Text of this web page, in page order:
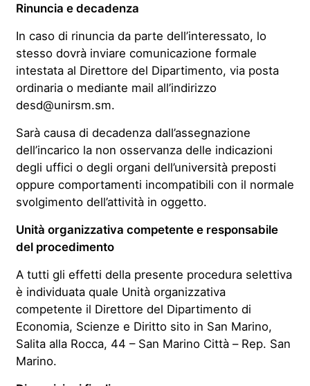
Rinuncia e decadenza
In caso di rinuncia da parte dell’interessato, lo
stesso dovrà inviare comunicazione formale
intestata al Direttore del Dipartimento, via posta
ordinaria o mediante mail all’indirizzo
desd@unirsm.sm.
Sarà causa di decadenza dall’assegnazione
dell’incarico la non osservanza delle indicazioni
degli uffici o degli organi dell’università preposti
oppure comportamenti incompatibili con il normale
svolgimento dell’attività in oggetto.
Unità organizzativa competente e responsabile
del procedimento
A tutti gli effetti della presente procedura selettiva
è individuata quale Unità organizzativa
competente il Direttore del Dipartimento di
Economia, Scienze e Diritto sito in San Marino,
Salita alla Rocca, 44 – San Marino Città – Rep. San
Marino.